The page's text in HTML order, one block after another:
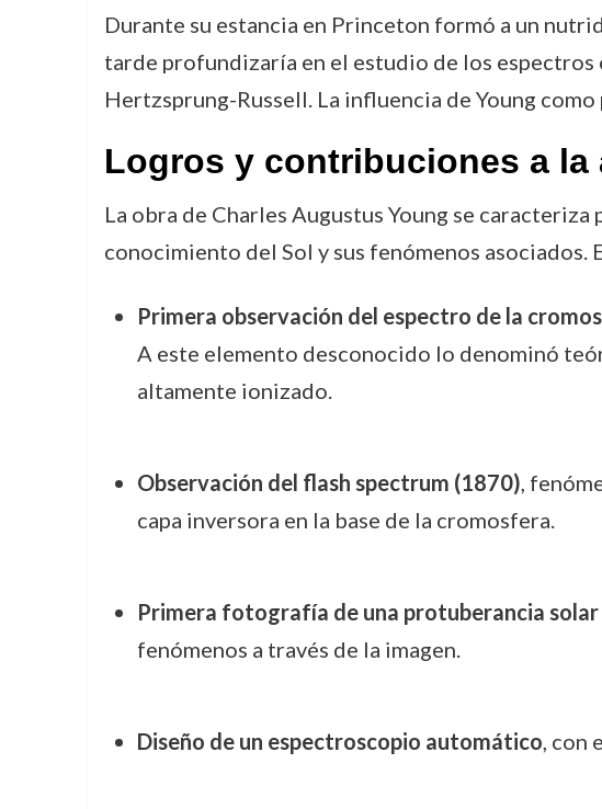
Durante su estancia en Princeton formó a un
tarde profundizaría en el estudio de los
Hertzsprung-Russell. La influencia de Young
Logros y contribuciones a la
La obra de Charles Augustus Young se
conocimiento del Sol y sus fenómenos asociados.
Primera observación del espectro de la
A este elemento desconocido lo denominó
altamente ionizado.
Observación del flash spectrum (1870),
capa inversora en la base de la cromosfera.
Primera fotografía de una protuberancia
fenómenos a través de la imagen.
Diseño de un espectroscopio automático, con